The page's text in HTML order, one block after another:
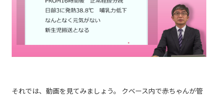
それでは、動画を見てみましょう。 クベース内で赤ちゃんが管